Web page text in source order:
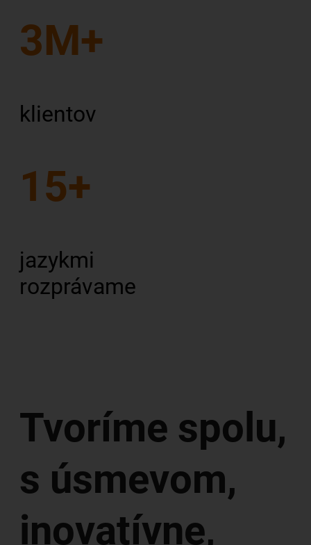
3M+
klientov
15+
jazykmi
rozprávame
Tvoríme spolu,
s úsmevom,
inovatívne,